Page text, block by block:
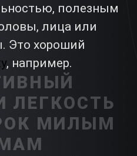
полезным
лица или
Это хороший
, например.
ЛЕГКОСТЬ
МИЛЫМ